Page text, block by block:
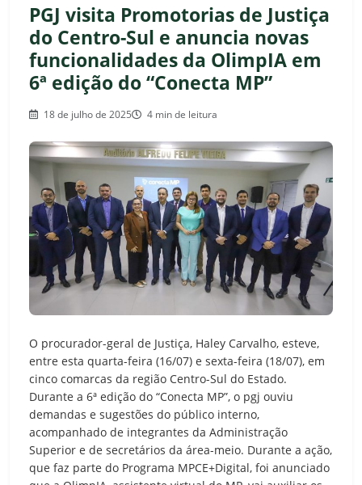
PGJ visita Promotorias de Justiça
do Centro-Sul e anuncia novas
funcionalidades da OlimpIA em
6ª edição do “Conecta MP”
18 de julho de 2025 4 min de leitura
O procurador-geral de Justiça, Haley Carvalho, esteve,
entre esta quarta-feira (16/07) e sexta-feira (18/07), em
cinco comarcas da região Centro-Sul do Estado.
Durante a 6ª edição do “Conecta MP”, o pgj ouviu
demandas e sugestões do público interno,
acompanhado de integrantes da Administração
Superior e de secretários da área-meio. Durante a ação,
que faz parte do Programa MPCE+Digital, foi anunciado